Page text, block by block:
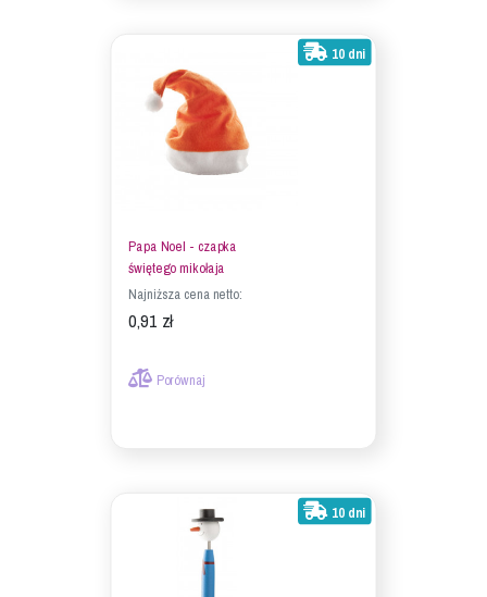
10 dni
Papa Noel - czapka
świętego mikołaja
Najniższa cena netto:
0,91 zł
Porównaj
10 dni